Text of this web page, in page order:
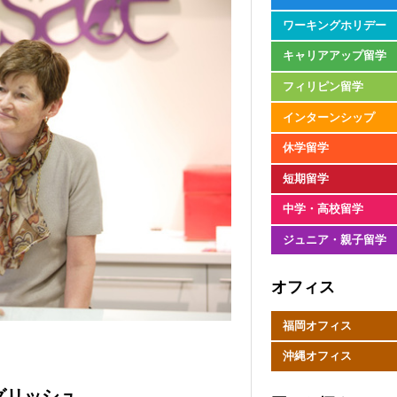
ワーキングホリデー
キャリアアップ留学
フィリピン留学
インターンシップ
休学留学
短期留学
中学・高校留学
ジュニア・親子留学
オフィス
福岡オフィス
沖縄オフィス